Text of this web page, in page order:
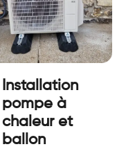
Installation
pompe à
chaleur et
ballon